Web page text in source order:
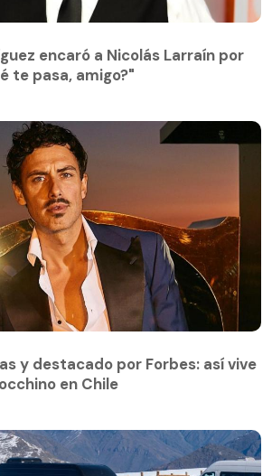
encaró a Nicolás Larraín por
te pasa, amigo?"
y destacado por Forbes: así vive
en Chile